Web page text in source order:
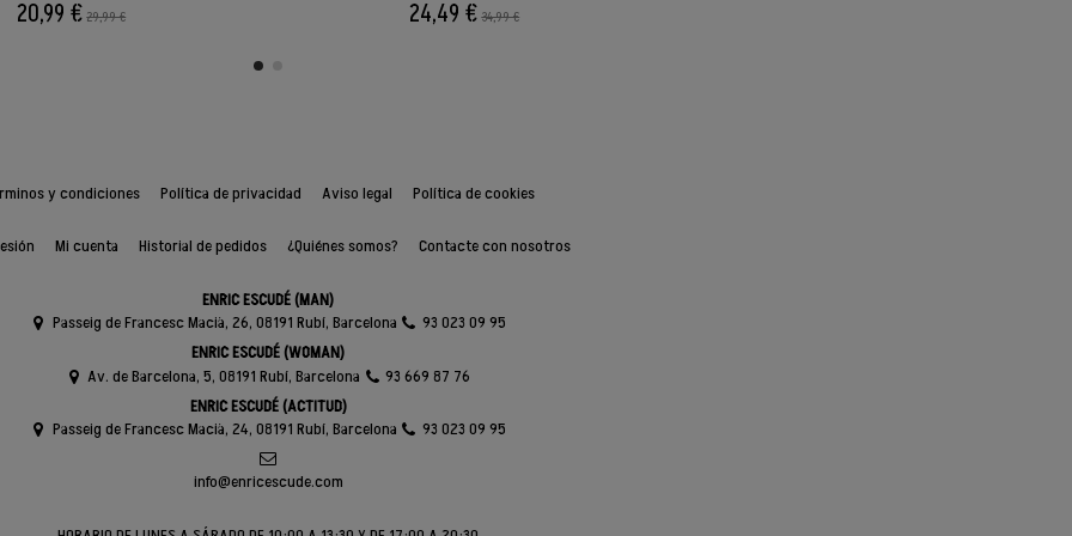
20,99 € 29,99 € 24,49 € 34,99 €
y condiciones Política de privacidad Aviso legal Política de cookies
Mi cuenta Historial de pedidos ¿Quiénes somos? Contacte con nosotros
ENRIC ESCUDÉ (MAN)
Passeig de Francesc Macià, 26, 08191 Rubí, Barcelona
93 023 09 95
ENRIC ESCUDÉ (WOMAN)
Av. de Barcelona, 5, 08191 Rubí, Barcelona
93 669 87 76
ENRIC ESCUDÉ (ACTITUD)
Passeig de Francesc Macià, 24, 08191 Rubí, Barcelona
93 023 09 95
info@enricescude.com